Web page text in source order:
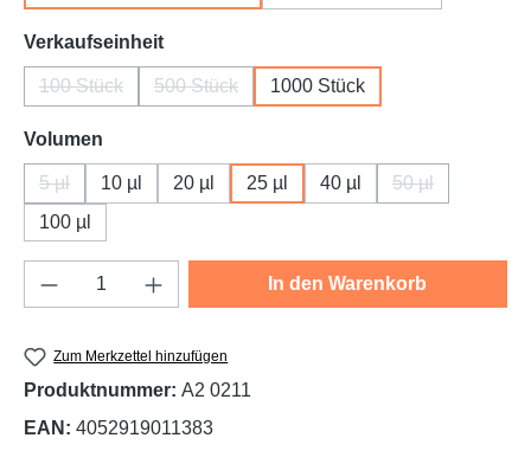
Verkaufseinheitauswählen
100 Stück
(Diese Option ist zurzeit nicht verfügbar.)
500 Stück
(Diese Option ist zurzeit nicht verfügbar.)
1000 Stück
Volumen
5 µl
(Diese Option ist zurzeit nicht verfügbar.)
10 µl 20 µl 25 µl 40 µl 50 µl
(Diese Option
100 µl
Produkt Anzahl: Gib den gewünschten
In den Warenkorb
Zum Merkzettel hinzufügen
Produktnummer: A2 0211
EAN: 4052919011383